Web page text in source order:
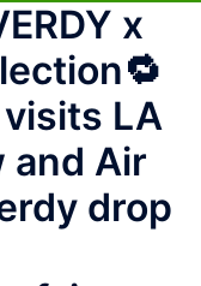
x
LA
and Air
drop